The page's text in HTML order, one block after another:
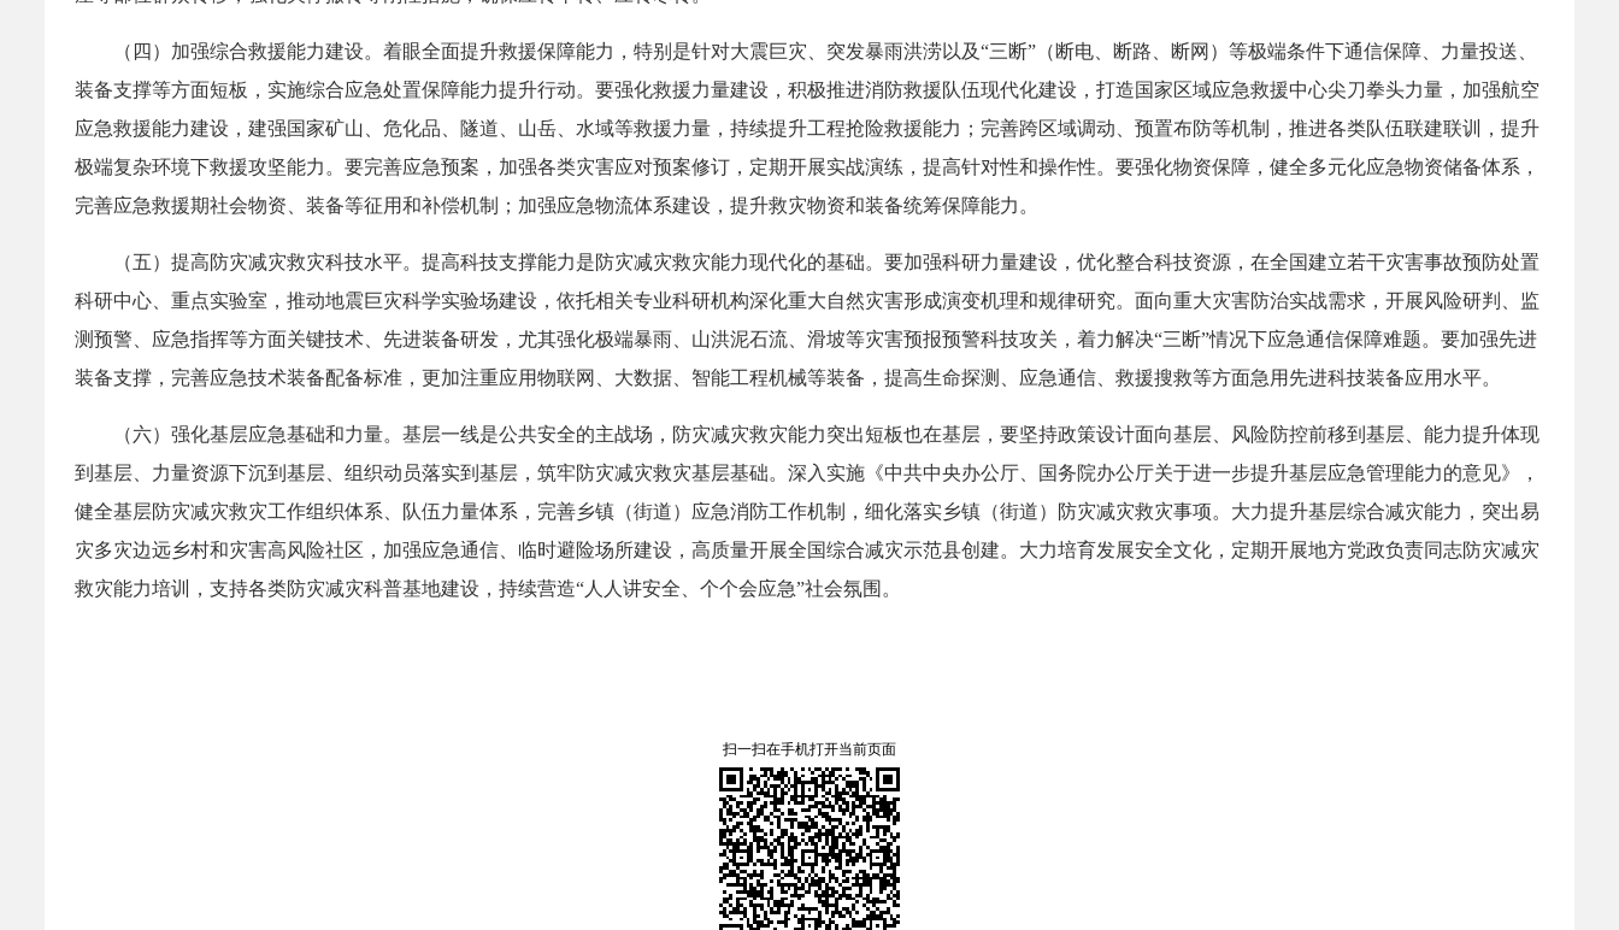
（四）加强综合救援能力建设。着眼全面提升救援保障能力，特别是针对大震巨灾、突发暴雨洪涝以及“三断”（断电、断路、断网）等极端条件下通信保障、力量投送、
装备支撑等方面短板，实施综合应急处置保障能力提升行动。要强化救援力量建设，积极推进消防救援队伍现代化建设，打造国家区域应急救援中心尖刀拳头力量，加强航空
应急救援能力建设，建强国家矿山、危化品、隧道、山岳、水域等救援力量，持续提升工程抢险救援能力；完善跨区域调动、预置布防等机制，推进各类队伍联建联训，提升
极端复杂环境下救援攻坚能力。要完善应急预案，加强各类灾害应对预案修订，定期开展实战演练，提高针对性和操作性。要强化物资保障，健全多元化应急物资储备体系，
完善应急救援期社会物资、装备等征用和补偿机制；加强应急物流体系建设，提升救灾物资和装备统筹保障能力。
（五）提高防灾减灾救灾科技水平。提高科技支撑能力是防灾减灾救灾能力现代化的基础。要加强科研力量建设，优化整合科技资源，在全国建立若干灾害事故预防处置
科研中心、重点实验室，推动地震巨灾科学实验场建设，依托相关专业科研机构深化重大自然灾害形成演变机理和规律研究。面向重大灾害防治实战需求，开展风险研判、监
测预警、应急指挥等方面关键技术、先进装备研发，尤其强化极端暴雨、山洪泥石流、滑坡等灾害预报预警科技攻关，着力解决“三断”情况下应急通信保障难题。要加强先进
装备支撑，完善应急技术装备配备标准，更加注重应用物联网、大数据、智能工程机械等装备，提高生命探测、应急通信、救援搜救等方面急用先进科技装备应用水平。
（六）强化基层应急基础和力量。基层一线是公共安全的主战场，防灾减灾救灾能力突出短板也在基层，要坚持政策设计面向基层、风险防控前移到基层、能力提升体现
到基层、力量资源下沉到基层、组织动员落实到基层，筑牢防灾减灾救灾基层基础。深入实施《中共中央办公厅、国务院办公厅关于进一步提升基层应急管理能力的意见》，
健全基层防灾减灾救灾工作组织体系、队伍力量体系，完善乡镇（街道）应急消防工作机制，细化落实乡镇（街道）防灾减灾救灾事项。大力提升基层综合减灾能力，突出易
灾多灾边远乡村和灾害高风险社区，加强应急通信、临时避险场所建设，高质量开展全国综合减灾示范县创建。大力培育发展安全文化，定期开展地方党政负责同志防灾减灾
救灾能力培训，支持各类防灾减灾科普基地建设，持续营造“人人讲安全、个个会应急”社会氛围。
扫一扫在手机打开当前页面